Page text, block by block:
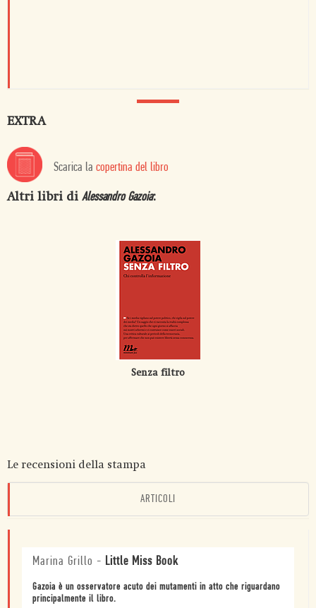
EXTRA
Scarica la copertina del libro
Altri libri di Alessandro Gazoia:
Senza filtro
Le recensioni della stampa
ARTICOLI
Marina Grillo - Little Miss Book
Gazoia è un osservatore acuto dei mutamenti in atto che riguardano
principalmente il libro.